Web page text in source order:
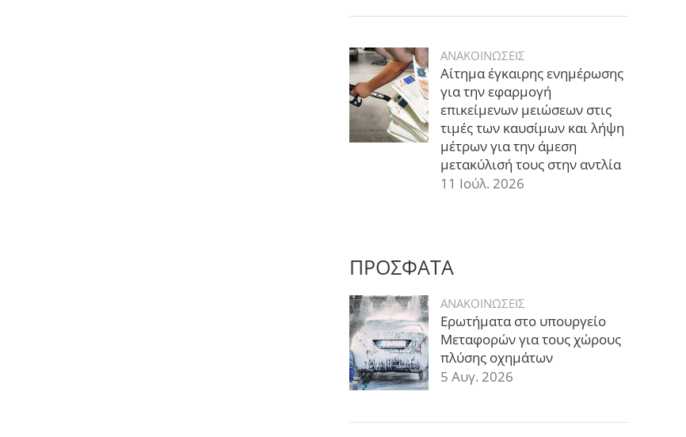
ΑΝΑΚΟΙΝΩΣΕΙΣ
Αίτημα έγκαιρης ενημέρωσης
για την εφαρμογή
επικείμενων μειώσεων στις
τιμές των καυσίμων και λήψη
μέτρων για την άμεση
μετακύλισή τους στην αντλία
11 Ιούλ. 2026
ΠΡΟΣΦΑΤΑ
ΑΝΑΚΟΙΝΩΣΕΙΣ
Ερωτήματα στο υπουργείο
Μεταφορών για τους χώρους
πλύσης οχημάτων
5 Αυγ. 2026